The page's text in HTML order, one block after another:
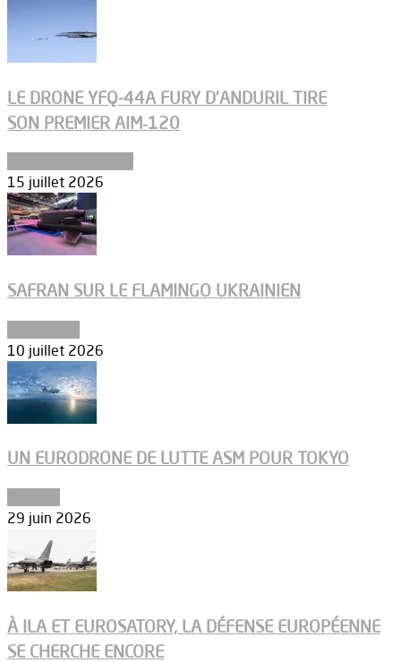
LE DRONE YFQ-44A FURY D’ANDURIL TIRE
SON PREMIER AIM‑120
15 juillet 2026
SAFRAN SUR LE FLAMINGO UKRAINIEN
10 juillet 2026
UN EURODRONE DE LUTTE ASM POUR TOKYO
29 juin 2026
À ILA ET EUROSATORY, LA DÉFENSE EUROPÉENNE
SE CHERCHE ENCORE